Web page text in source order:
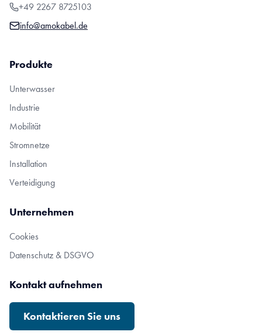
+49 2267 8725103
info@amokabel.de
Produkte
Unterwasser
Industrie
Mobilität
Stromnetze
Installation
Verteidigung
Unternehmen
Cookies
Datenschutz & DSGVO
Kontakt aufnehmen
Kontaktieren Sie uns